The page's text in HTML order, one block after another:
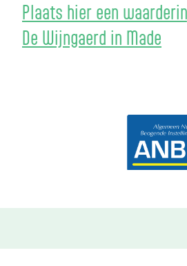
Plaats hier een
De Wijngaerd in Made